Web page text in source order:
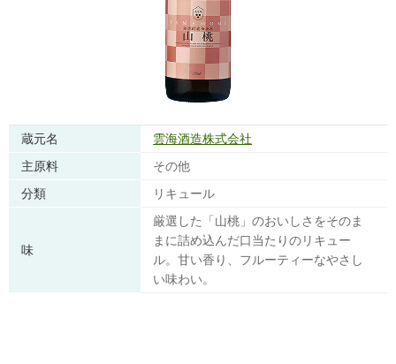
蔵元名
雲海酒造株式会社
主原料
その他
分類
リキュール
味
厳選した「山桃」のおいしさをそのま
まに詰め込んだ口当たりのリキュー
ル。甘い香り、フルーティーなやさし
い味わい。